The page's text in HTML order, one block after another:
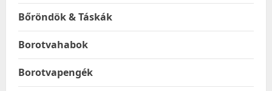
Bőröndök & Táskák
Borotvahabok
Borotvapengék